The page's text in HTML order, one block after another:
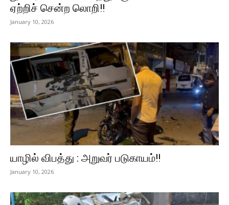
ஏற்றிச் சென்ற லொறி!!
January 10, 2026
யாழில் விபத்து : அறுவர் படுகாயம்!!
January 10, 2026